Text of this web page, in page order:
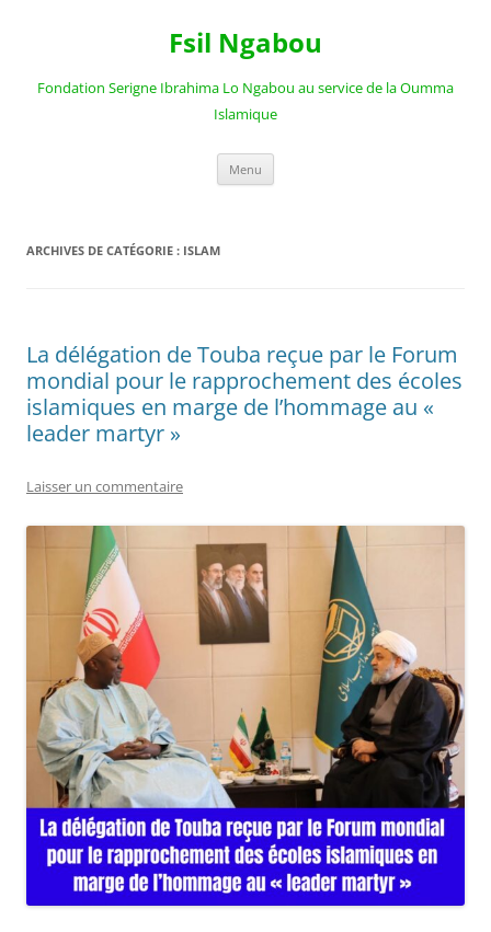
Fsil Ngabou
Fondation Serigne Ibrahima Lo Ngabou au service de la Oumma
Islamique
Menu
ARCHIVES DE CATÉGORIE : ISLAM
La délégation de Touba reçue par le Forum
mondial pour le rapprochement des écoles
islamiques en marge de l’hommage au «
leader martyr »
Laisser un commentaire